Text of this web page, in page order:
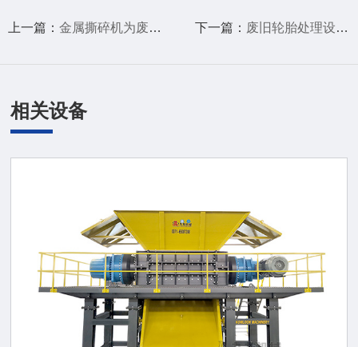
上一篇： 金属撕碎机为废弃金属循环利用开辟新路径 下一篇： 废旧轮胎处理设备能显著提升废弃轮胎的循环利用
相关设备